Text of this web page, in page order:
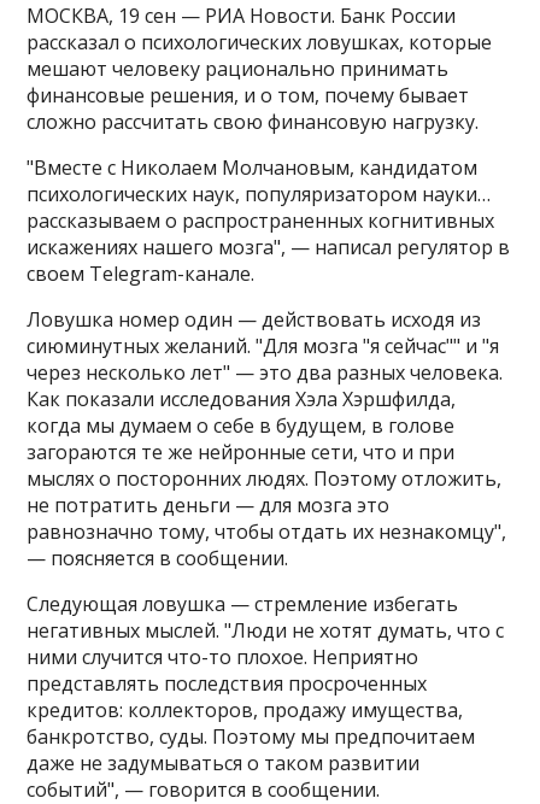
МОСКВА, 19 сен — РИА Новости. Банк России
рассказал о психологических ловушках, которые
мешают человеку рационально принимать
финансовые решения, и о том, почему бывает
сложно рассчитать свою финансовую нагрузку.
"Вместе с Николаем Молчановым, кандидатом
психологических наук, популяризатором науки​​​…
рассказываем о распространенных когнитивных
искажениях нашего мозга", — написал регулятор в
своем Telegram-канале.
Ловушка номер один — действовать исходя из
сиюминутных желаний. "Для мозга "я сейчас"" и "я
через несколько лет" — это два разных человека.
Как показали исследования Хэла Хэршфилда,
когда мы думаем о себе в будущем, в голове
загораются те же нейронные сети, что и при
мыслях о посторонних людях. Поэтому отложить,
не потратить деньги — для мозга это
равнозначно тому, чтобы отдать их незнакомцу",
— поясняется в сообщении.
Следующая ловушка — стремление избегать
негативных мыслей. "Люди не хотят думать, что с
ними случится что-то плохое. Неприятно
представлять последствия просроченных
кредитов: коллекторов, продажу имущества,
банкротство, суды. Поэтому мы предпочитаем
даже не задумываться о таком развитии
событий", — говорится в сообщении.